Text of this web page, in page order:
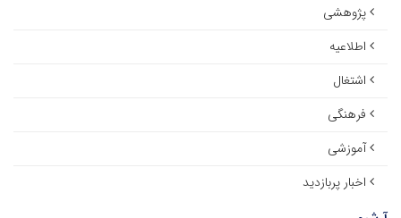
پژوهشی
اطلاعیه
اشتغال
فرهنگی
آموزشی
اخبار پربازدید